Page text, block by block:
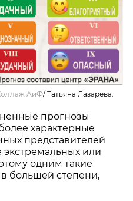
АиФ/Татьяна Лазарева.
прогнозы
характерные
представителей
экстремальных или
одним такие
большей степени,